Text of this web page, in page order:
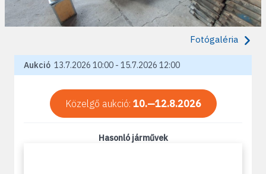
Fotógaléria
Aukció 13.7.2026 10:00 - 15.7.2026 12:00
Közelgő aukció: 10.—12.8.2026
Hasonló járművek